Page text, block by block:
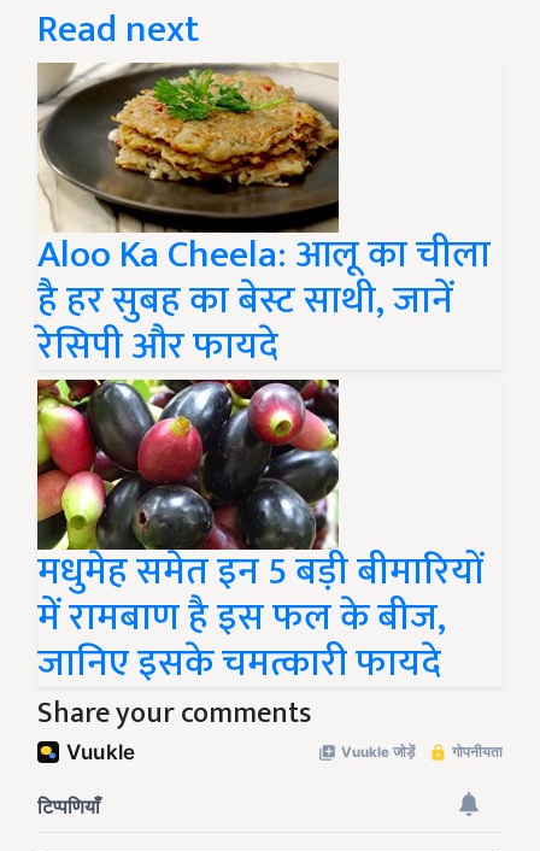
Read next
Aloo Ka Cheela: आलू का चीला
है हर सुबह का बेस्ट साथी, जानें
रेसिपी और फायदे
मधुमेह समेत इन 5 बड़ी बीमारियों
में रामबाण है इस फल के बीज,
जानिए इसके चमत्कारी फायदे
Share your comments